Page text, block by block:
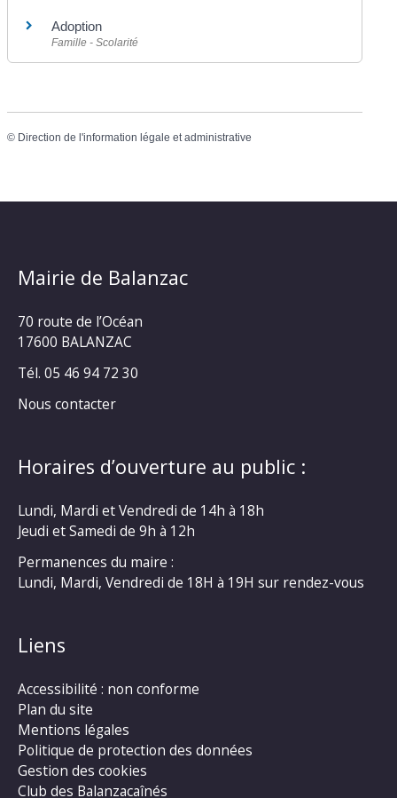
Adoption
Famille - Scolarité
© Direction de l'information légale et administrative
Mairie de Balanzac
70 route de l’Océan
17600 BALANZAC
Tél. 05 46 94 72 30
Nous contacter
Horaires d’ouverture au public :
Lundi, Mardi et Vendredi de 14h à 18h
Jeudi et Samedi de 9h à 12h
Permanences du maire :
Lundi, Mardi, Vendredi de 18H à 19H sur rendez-vous
Liens
Accessibilité : non conforme
Plan du site
Mentions légales
Politique de protection des données
Gestion des cookies
Club des Balanzacaînés